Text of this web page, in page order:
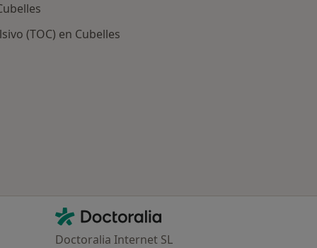
(TOC) en Cubelles
Contacto
Doctoralia - Página de inicio
Doctoralia Internet SL